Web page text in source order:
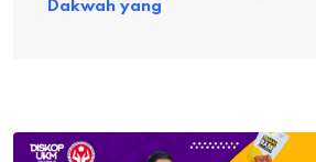
Dakwah yang